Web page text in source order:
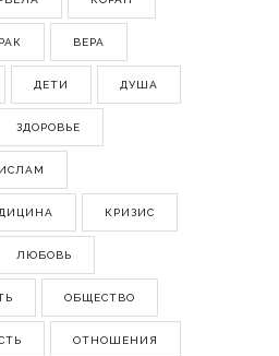
ВЕРА
ДЕТИ ДУША
ЗДОРОВЬЕ
ИСЛАМ
КРИЗИС
ЛЮБОВЬ
ОБЩЕСТВО
ОТНОШЕНИЯ